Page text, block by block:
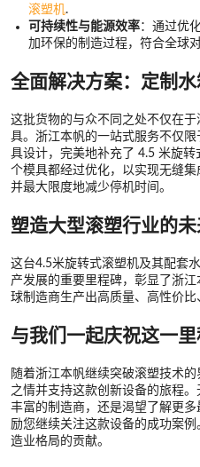
滚塑机.
可持续性与能源效率：通过优
加环保的制造过程，符合全球
全面解决方案：定制
这批货物的与众不同之处不仅在
具。浙江本帆的一站式服务不仅
具设计，完美地补充了 4.5 米旋
个模具都经过优化，以实现无缝
并最大限度地减少停机时间。
塑造大型滚塑行业的未
这台4.5米旋转式滚塑机及其配套
产发展的重要里程碑，彰显了浙
球制造商生产出高质量、高性价比
与我们一起庆祝这一
随着浙江本帆继续突破滚塑技术
之情并支持这款创新设备的旅程
丰富的制造商，还是渴望了解更
励您继续关注这款设备的成功案例
造业格局的贡献。